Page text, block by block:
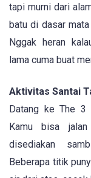
tapi murni dari
batu di dasar
Nggak heran
lama cuma buat
Aktivitas Santai
Datang ke The 3
Kamu bisa
disediakan
Beberapa titik